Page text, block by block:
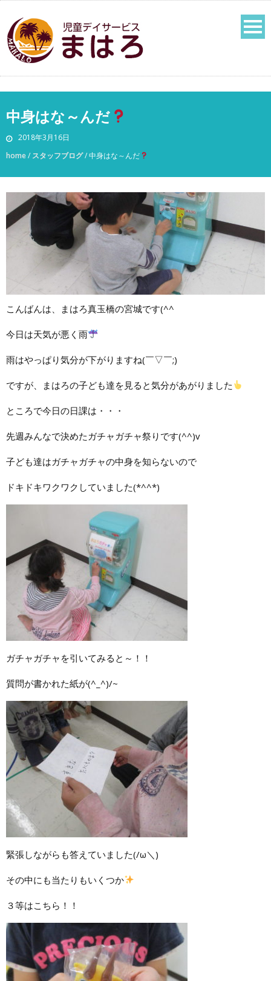
中身はな～んだ
2018年3月16日
home/ スタッフブログ/中身はな～んだ
こんばんは、まはろ真玉橋の宮城です(^^ゞ
今日は天気が悪く雨
雨はやっぱり気分が下がりますね(￣▽￣;)
ですが、まはろの子ども達を見ると気分があがりました
ところで今日の日課は・・・
先週みんなで決めたガチャガチャ祭りです(^^)v
子ども達はガチャガチャの中身を知らないので
ドキドキワクワクしていました(*^^*)
ガチャガチャを引いてみると～！！
質問が書かれた紙が(^_^)/~
緊張しながらも答えていました(/ω＼)
その中にも当たりもいくつか
３等はこちら！！